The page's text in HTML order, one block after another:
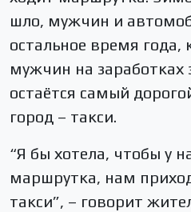
шло, мужчин и
остальное время года,
мужчин на заработках
остаётся самый
город – такси.
“Я бы хотела, чтобы у
маршрутка, нам
такси”, – говорит